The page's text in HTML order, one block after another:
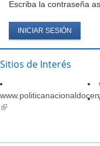
Escriba la contraseña
Sitios de Interés
(link